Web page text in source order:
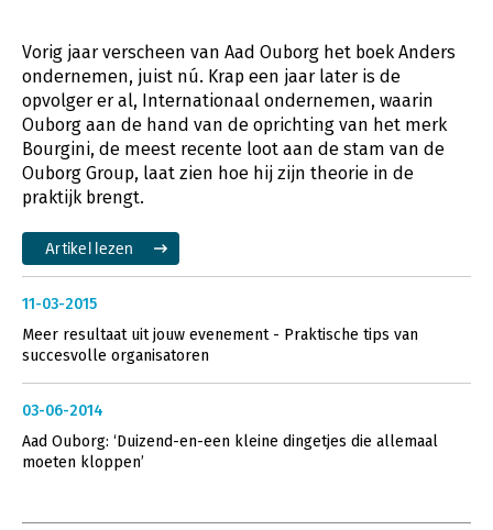
Vorig jaar verscheen van Aad Ouborg het boek Anders
ondernemen, juist nú. Krap een jaar later is de
opvolger er al, Internationaal ondernemen, waarin
Ouborg aan de hand van de oprichting van het merk
Bourgini, de meest recente loot aan de stam van de
Ouborg Group, laat zien hoe hij zijn theorie in de
praktijk brengt.
Artikel lezen
11-03-2015
Meer resultaat uit jouw evenement - Praktische tips van
succesvolle organisatoren
03-06-2014
Aad Ouborg: ‘Duizend-en-een kleine dingetjes die allemaal
moeten kloppen’